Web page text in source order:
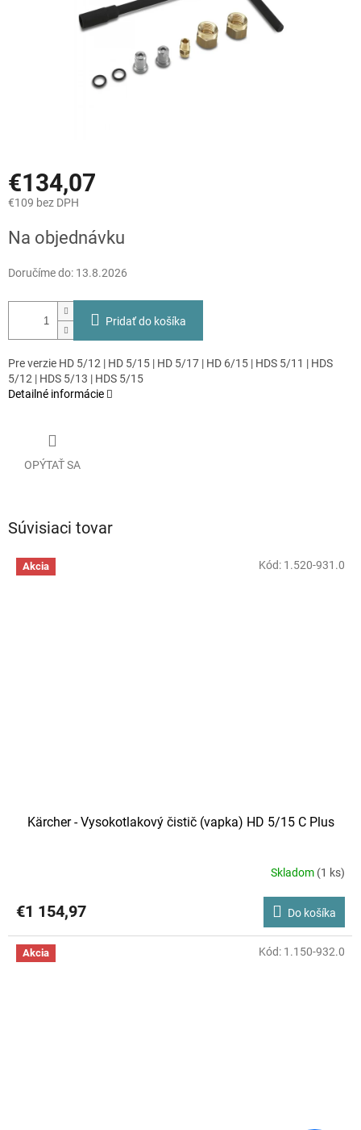
€134,07
€109 bez DPH
cena:
Na objednávku
Doručíme do: 13.8.2026
Pridať do košíka
Pre verzie HD 5/12 | HD 5/15 | HD 5/17 | HD 6/15 | HDS 5/11 | HDS
5/12 | HDS 5/13 | HDS 5/15
Detailné informácie
OPÝTAŤ SA
Súvisiaci tovar
Akcia
Kärcher - Vysokotlakový čistič (vapka) HD 5/15 C Plus
Skladom (1 ks)
€1 154,97 Do košíka
Kód: 1.520-931.0
Akcia Kód: 1.150-932.0